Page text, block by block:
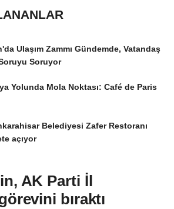
Ulaşım Zammı Gündemde, Vatandaş
Soruyor
Yolunda Mola Noktası: Café de Paris
Belediyesi Zafer Restoranı
açıyor
AK Parti İl
bıraktı